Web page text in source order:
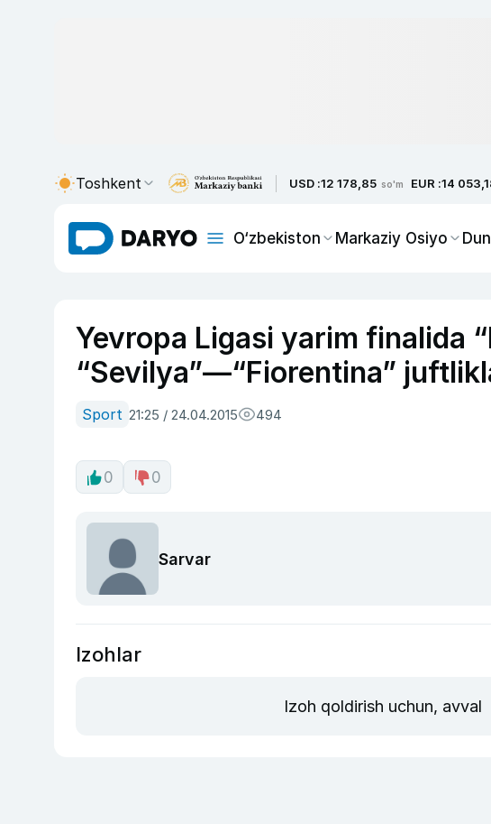
Toshkent USD :12 178,85 so'm EUR :14
O‘zbekiston Markaziy Osiyo
Yevropa Ligasi yarim finalida
“Sevilya”—“Fiorentina”
Sport 21:25 / 24.04.2015 494
0 0
Sarvar
Izohlar
Izoh qoldirish uchun, avval